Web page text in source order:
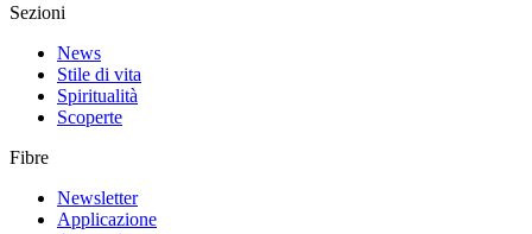
Sezioni
News
Stile di vita
Spiritualità
Scoperte
Fibre
Newsletter
Applicazione